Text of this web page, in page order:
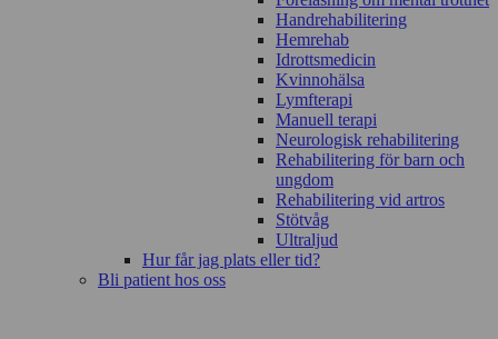
Handrehabilitering
Hemrehab
Idrottsmedicin
Kvinnohälsa
Lymfterapi
Manuell terapi
Neurologisk rehabilitering
Rehabilitering för barn och
ungdom
Rehabilitering vid artros
Stötvåg
Ultraljud
Hur får jag plats eller tid?
Bli patient hos oss